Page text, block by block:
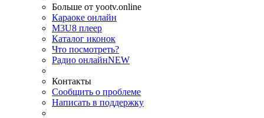
Больше от yootv.online
Караоке онлайн
M3U8 плеер
Каталог иконок
Что посмотреть?
Радио онлайнNEW
Контакты
Сообщить о проблеме
Написать в поддержку